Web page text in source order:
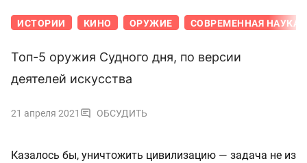
ИСТОРИИ КИНО ОРУЖИЕ СОВРЕМЕННАЯ НАУКА
Топ-5 оружия Судного дня, по версии
деятелей искусства
21 апреля 2021 ОБСУДИТЬ
Казалось бы, уничтожить цивилизацию — задача не из